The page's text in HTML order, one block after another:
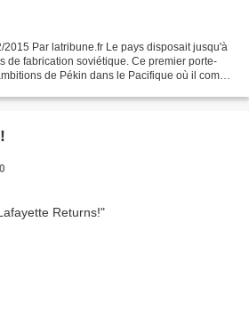
de fabrication soviétique. Ce premier porte-
de Pékin dans le Pacifique où il compte